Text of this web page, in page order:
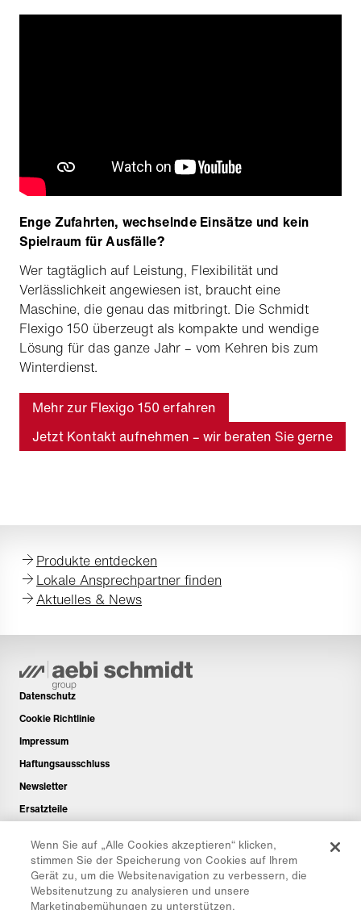
Enge Zufahrten, wechselnde Einsätze und kein
Spielraum für Ausfälle?
Wer tagtäglich auf Leistung, Flexibilität und
Verlässlichkeit angewiesen ist, braucht eine
Maschine, die genau das mitbringt. Die Schmidt
Flexigo 150 überzeugt als kompakte und wendige
Lösung für das ganze Jahr – vom Kehren bis zum
Winterdienst.
Mehr zur Flexigo 150 erfahren
Jetzt Kontakt aufnehmen – wir beraten Sie gerne
Produkte entdecken
Lokale Ansprechpartner finden
Aktuelles & News
Datenschutz
Cookie Richtlinie
Impressum
Haftungsausschluss
Newsletter
Ersatzteile
CO₂-Rechner
TCO-Rechner
Händler & Standorte
Wenn Sie auf „Alle Cookies akzeptieren“ klicken,
stimmen Sie der Speicherung von Cookies auf Ihrem
Gerät zu, um die Websitenavigation zu verbessern, die
Websitenutzung zu analysieren und unsere
Marketingbemühungen zu unterstützen.